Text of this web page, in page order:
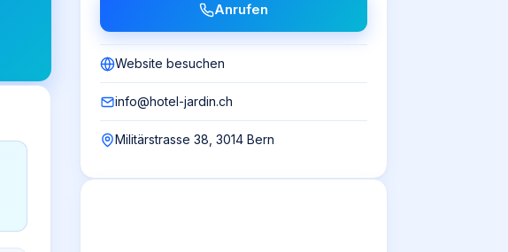
Anrufen
Website besuchen
info@hotel-jardin.ch
Militärstrasse 38, 3014 Bern